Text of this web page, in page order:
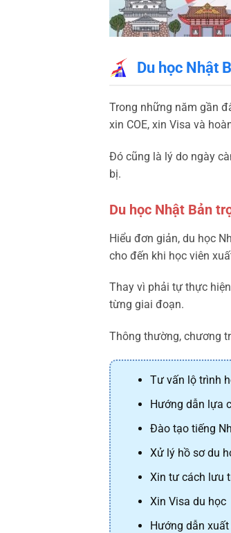
Du học Nhật
Trong những năm gần
xin COE, xin Visa và
Đó cũng là lý do ngày
bị.
Du học Nhật Bản
Hiểu đơn giản, du học
cho đến khi học viên
Thay vì phải tự thực
từng giai đoạn.
Thông thường, chương
Tư vấn lộ trình
Hướng dẫn lựa
Đào tạo tiếng
Xử lý hồ sơ du
Xin tư cách lưu
Xin Visa du học
Hướng dẫn xuất